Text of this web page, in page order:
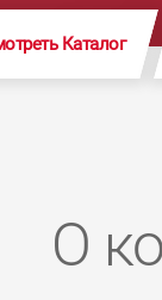
Каталог
О